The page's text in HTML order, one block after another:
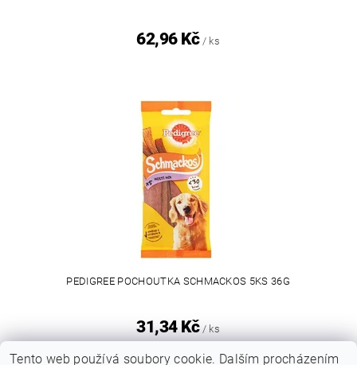
62,96 Kč / ks
PEDIGREE POCHOUTKA SCHMACKOS 5KS 36G
31,34 Kč / ks
Tento web používá soubory cookie. Dalším procházením